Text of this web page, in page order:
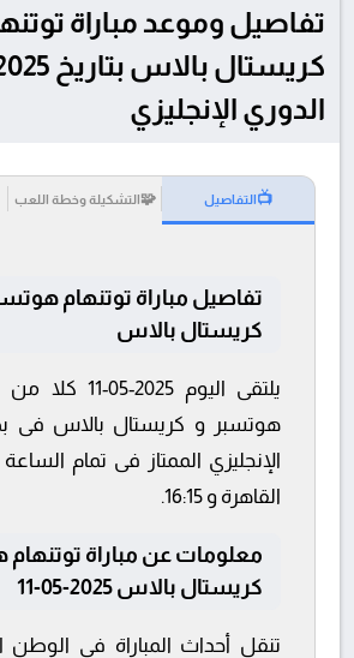
تفاصيل وموعد مباراة
الدوري الإنجليزي
📺التفاصيل 🧩التشكيلة وخطة اللعب
تفاصيل مباراة توتنهام
كريستال بالاس
يلتقى اليوم
هوتسبر و كريستال بالاس فى
القاهرة و 16:15.
معلومات عن مباراة
كريستال بالاس 2025-05-11
تنقل أحداث المباراة في الوطن